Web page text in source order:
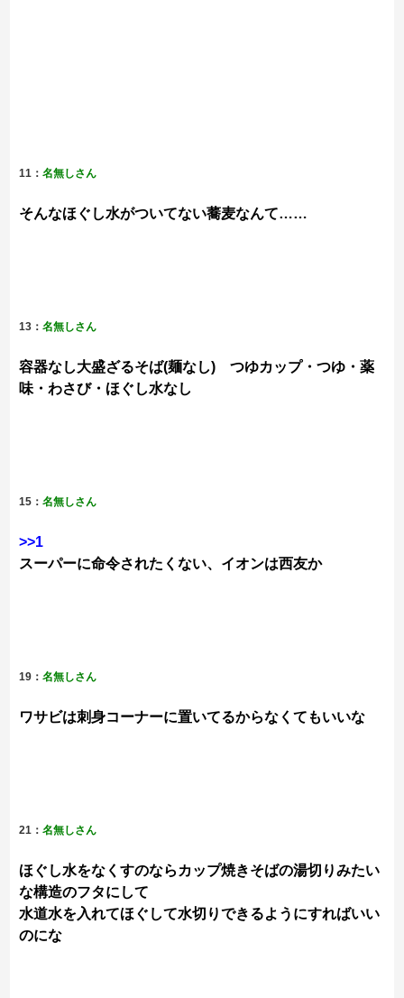
11：名無しさん
そんなほぐし水がついてない蕎麦なんて……
13：名無しさん
容器なし大盛ざるそば(麺なし) つゆカップ・つゆ・薬
味・わさび・ほぐし水なし
15：名無しさん
>>1
スーパーに命令されたくない、イオンは西友か
19：名無しさん
ワサビは刺身コーナーに置いてるからなくてもいいな
21：名無しさん
ほぐし水をなくすのならカップ焼きそばの湯切りみたい
な構造のフタにして
水道水を入れてほぐして水切りできるようにすればいい
のにな